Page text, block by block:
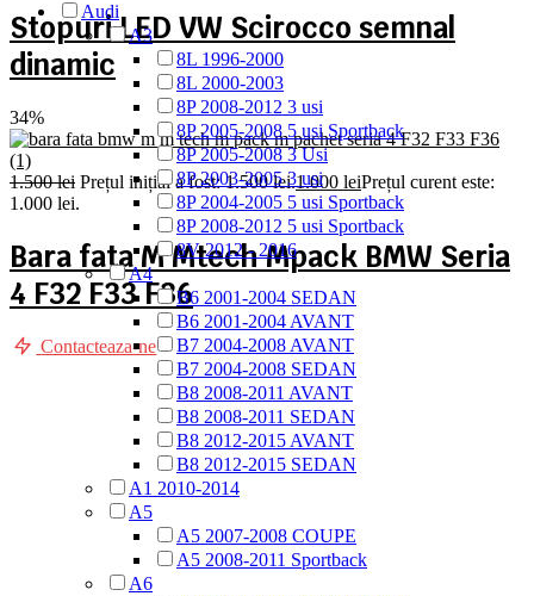
Stopuri LED VW Scirocco semnal
dinamic
34%
1.500lei Prețul inițial a fost: 1.500 lei.1.000 leiPrețul curent este:
1.000 lei.
Bara fata M Mtech Mpack BMW Seria
4 F32 F33 F36
Contacteaza-ne
Audi
A3
8L 1996-2000
8L 2000-2003
8P 2008-2012 3 usi
8P 2005-2008 5 usi Sportback
8P 2005-2008 3 Usi
8P 2003-2005 3 usi
8P 2004-2005 5 usi Sportback
8P 2008-2012 5 usi Sportback
8V 2012 - 2016
A4
B6 2001-2004 SEDAN
B6 2001-2004 AVANT
B7 2004-2008 AVANT
B7 2004-2008 SEDAN
B8 2008-2011 AVANT
B8 2008-2011 SEDAN
B8 2012-2015 AVANT
B8 2012-2015 SEDAN
A1 2010-2014
A5
A5 2007-2008 COUPE
A5 2008-2011 Sportback
A6